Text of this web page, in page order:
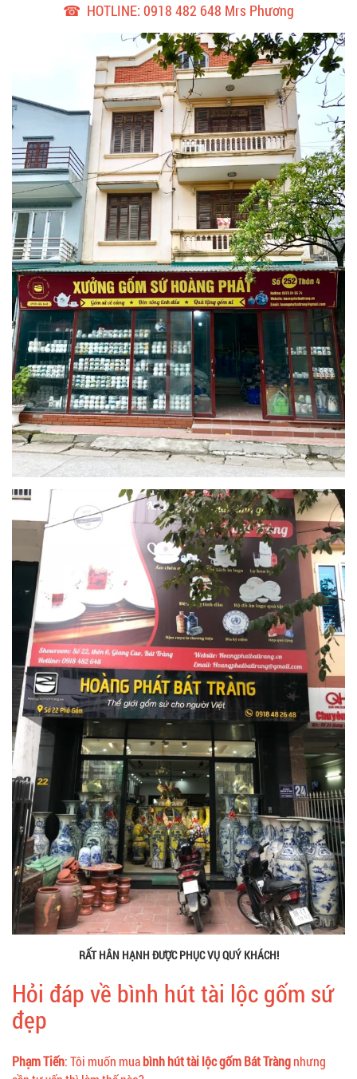
☎ HOTLINE: 0918 482 648 Mrs Phương
RẤT HÂN HẠNH ĐƯỢC PHỤC VỤ QUÝ KHÁCH!
Hỏi đáp về bình hút tài lộc gốm sứ
đẹp
Phạm Tiến: Tôi muốn muabình hút tài lộc gốm Bát Tràngnhưng